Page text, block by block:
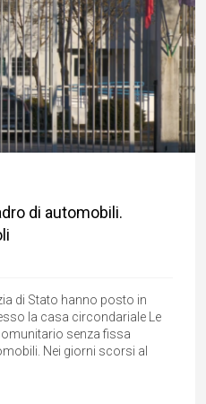
di automobili.
di Stato hanno posto in
la casa circondariale Le
senza fissa
Nei giorni scorsi al